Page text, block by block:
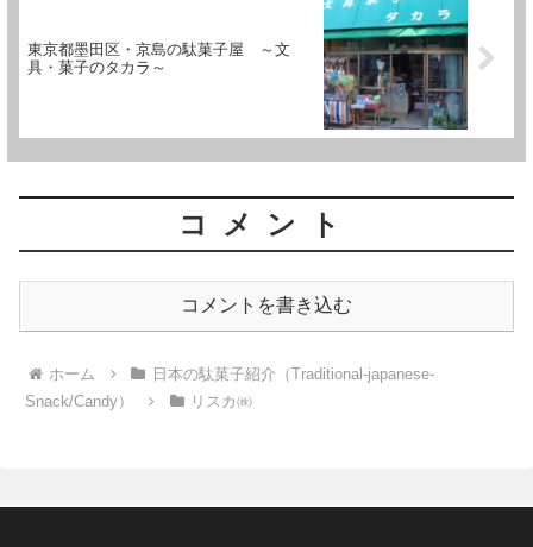
東京都墨田区・京島の駄菓子屋 ～文
具・菓子のタカラ～
コメント
コメントを書き込む
ホーム
日本の駄菓子紹介（Traditional-japanese-
Snack/Candy）
リスカ㈱